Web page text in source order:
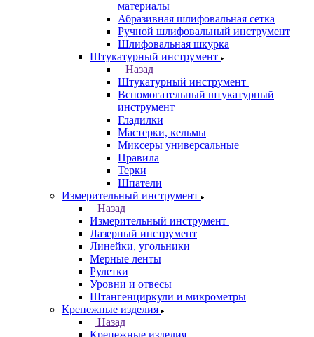
материалы
Абразивная шлифовальная сетка
Ручной шлифовальный инструмент
Шлифовальная шкурка
Штукатурный инструмент
Назад
Штукатурный инструмент
Вспомогательный штукатурный
инструмент
Гладилки
Мастерки, кельмы
Миксеры универсальные
Правила
Терки
Шпатели
Измерительный инструмент
Назад
Измерительный инструмент
Лазерный инструмент
Линейки, угольники
Мерные ленты
Рулетки
Уровни и отвесы
Штангенциркули и микрометры
Крепежные изделия
Назад
Крепежные изделия